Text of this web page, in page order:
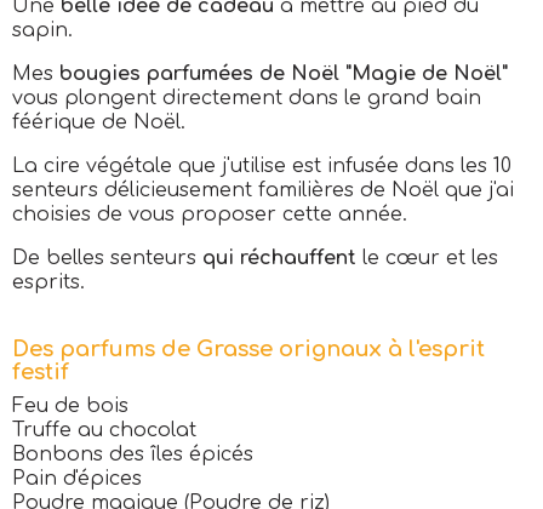
Une belle idée de cadeau à mettre au pied du
sapin.
Mes bougies parfumées de Noël "Magie de Noël"
vous plongent directement dans le grand bain
féérique de Noël.
La cire végétale que j'utilise est infusée dans les 10
senteurs délicieusement familières de Noël que j'ai
choisies de vous proposer cette année.
De belles senteurs qui réchauffent le cœur et les
esprits.
Des parfums de Grasse orignaux à l'esprit
festif
Feu de bois
Truffe au chocolat
Bonbons des îles épicés
Pain d'épices
Poudre magique (Poudre de riz)